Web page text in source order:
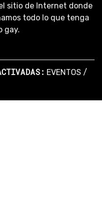
sitio de Internet donde
todo lo que tenga
gay.
EVENTOS /